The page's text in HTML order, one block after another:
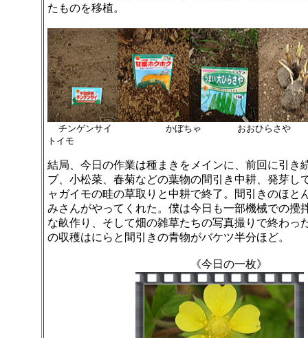
たものを移植。
チンゲンサイ かぼちゃ おおひら
トイモ
結局、今日の作業は種まきをメインに、前回に引き
ブ、小松菜、春菊などの葉物の間引き中耕、発芽し
ャガイモの畦の草取りと中耕で終了。間引きのほと
みさんがやってくれた。僕は今日も一部機械での攪
な畝作り、そして畑の雑草たちの写真撮りで終わっ
の収穫はにらと間引きの青物がバケツ半分ほど。
《今日の一枚》